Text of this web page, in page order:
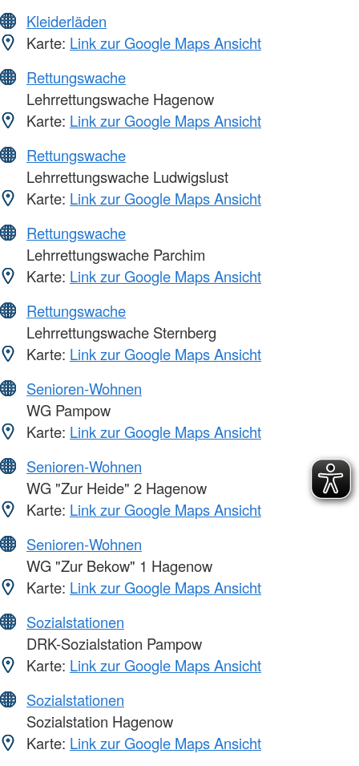
Kleiderläden
Karte: Link zur Google Maps Ansicht
Rettungswache
Lehrrettungswache Hagenow
Karte: Link zur Google Maps Ansicht
Rettungswache
Lehrrettungswache Ludwigslust
Karte: Link zur Google Maps Ansicht
Rettungswache
Lehrrettungswache Parchim
Karte: Link zur Google Maps Ansicht
Rettungswache
Lehrrettungswache Sternberg
Karte: Link zur Google Maps Ansicht
Senioren-Wohnen
WG Pampow
Karte: Link zur Google Maps Ansicht
Senioren-Wohnen
WG "Zur Heide" 2 Hagenow
Karte: Link zur Google Maps Ansicht
Senioren-Wohnen
WG "Zur Bekow" 1 Hagenow
Karte: Link zur Google Maps Ansicht
Sozialstationen
DRK-Sozialstation Pampow
Karte: Link zur Google Maps Ansicht
Sozialstationen
Sozialstation Hagenow
Karte: Link zur Google Maps Ansicht